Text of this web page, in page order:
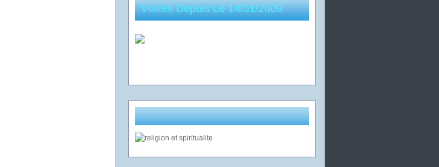
Visites Depuis Le 14/01/2009